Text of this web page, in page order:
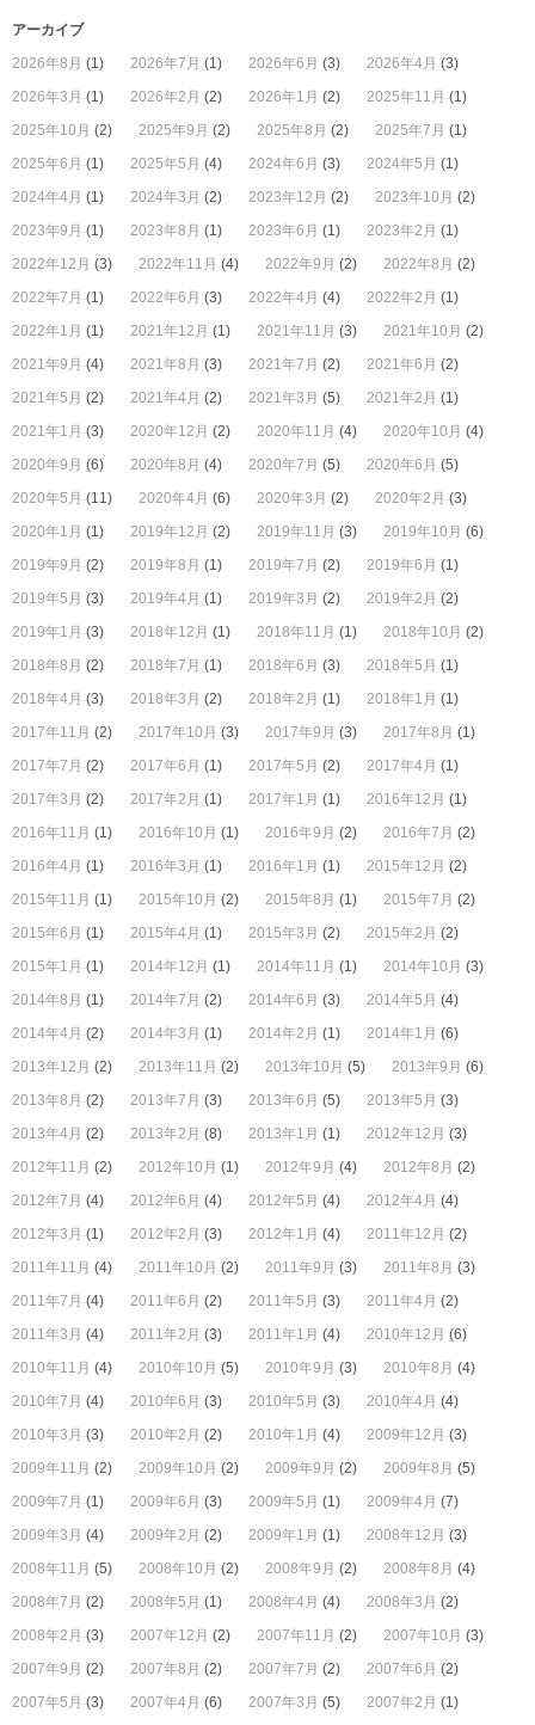
アーカイブ
2026年8月 (1) 2026年7月 (1) 2026年6月 (3) 2026年4月 (3)
2026年3月 (1) 2026年2月 (2) 2026年1月 (2) 2025年11月 (1)
2025年10月 (2) 2025年9月 (2) 2025年8月 (2) 2025年7月 (1)
2025年6月 (1) 2025年5月 (4) 2024年6月 (3) 2024年5月 (1)
2024年4月 (1) 2024年3月 (2) 2023年12月 (2) 2023年10月 (2)
2023年9月 (1) 2023年8月 (1) 2023年6月 (1) 2023年2月 (1)
2022年12月 (3) 2022年11月 (4) 2022年9月 (2) 2022年8月 (2)
2022年7月 (1) 2022年6月 (3) 2022年4月 (4) 2022年2月 (1)
2022年1月 (1) 2021年12月 (1) 2021年11月 (3) 2021年10月 (2)
2021年9月 (4) 2021年8月 (3) 2021年7月 (2) 2021年6月 (2)
2021年5月 (2) 2021年4月 (2) 2021年3月 (5) 2021年2月 (1)
2021年1月 (3) 2020年12月 (2) 2020年11月 (4) 2020年10月 (4)
2020年9月 (6) 2020年8月 (4) 2020年7月 (5) 2020年6月 (5)
2020年5月 (11) 2020年4月 (6) 2020年3月 (2) 2020年2月 (3)
2020年1月 (1) 2019年12月 (2) 2019年11月 (3) 2019年10月 (6)
2019年9月 (2) 2019年8月 (1) 2019年7月 (2) 2019年6月 (1)
2019年5月 (3) 2019年4月 (1) 2019年3月 (2) 2019年2月 (2)
2019年1月 (3) 2018年12月 (1) 2018年11月 (1) 2018年10月 (2)
2018年8月 (2) 2018年7月 (1) 2018年6月 (3) 2018年5月 (1)
2018年4月 (3) 2018年3月 (2) 2018年2月 (1) 2018年1月 (1)
2017年11月 (2) 2017年10月 (3) 2017年9月 (3) 2017年8月 (1)
2017年7月 (2) 2017年6月 (1) 2017年5月 (2) 2017年4月 (1)
2017年3月 (2) 2017年2月 (1) 2017年1月 (1) 2016年12月 (1)
2016年11月 (1) 2016年10月 (1) 2016年9月 (2) 2016年7月 (2)
2016年4月 (1) 2016年3月 (1) 2016年1月 (1) 2015年12月 (2)
2015年11月 (1) 2015年10月 (2) 2015年8月 (1) 2015年7月 (2)
2015年6月 (1) 2015年4月 (1) 2015年3月 (2) 2015年2月 (2)
2015年1月 (1) 2014年12月 (1) 2014年11月 (1) 2014年10月 (3)
2014年8月 (1) 2014年7月 (2) 2014年6月 (3) 2014年5月 (4)
2014年4月 (2) 2014年3月 (1) 2014年2月 (1) 2014年1月 (6)
2013年12月 (2) 2013年11月 (2) 2013年10月 (5) 2013年9月 (6)
2013年8月 (2) 2013年7月 (3) 2013年6月 (5) 2013年5月 (3)
2013年4月 (2) 2013年2月 (8) 2013年1月 (1) 2012年12月 (3)
2012年11月 (2) 2012年10月 (1) 2012年9月 (4) 2012年8月 (2)
2012年7月 (4) 2012年6月 (4) 2012年5月 (4) 2012年4月 (4)
2012年3月 (1) 2012年2月 (3) 2012年1月 (4) 2011年12月 (2)
2011年11月 (4) 2011年10月 (2) 2011年9月 (3) 2011年8月 (3)
2011年7月 (4) 2011年6月 (2) 2011年5月 (3) 2011年4月 (2)
2011年3月 (4) 2011年2月 (3) 2011年1月 (4) 2010年12月 (6)
2010年11月 (4) 2010年10月 (5) 2010年9月 (3) 2010年8月 (4)
2010年7月 (4) 2010年6月 (3) 2010年5月 (3) 2010年4月 (4)
2010年3月 (3) 2010年2月 (2) 2010年1月 (4) 2009年12月 (3)
2009年11月 (2) 2009年10月 (2) 2009年9月 (2) 2009年8月 (5)
2009年7月 (1) 2009年6月 (3) 2009年5月 (1) 2009年4月 (7)
2009年3月 (4) 2009年2月 (2) 2009年1月 (1) 2008年12月 (3)
2008年11月 (5) 2008年10月 (2) 2008年9月 (2) 2008年8月 (4)
2008年7月 (2) 2008年5月 (1) 2008年4月 (4) 2008年3月 (2)
2008年2月 (3) 2007年12月 (2) 2007年11月 (2) 2007年10月 (3)
2007年9月 (2) 2007年8月 (2) 2007年7月 (2) 2007年6月 (2)
2007年5月 (3) 2007年4月 (6) 2007年3月 (5) 2007年2月 (1)